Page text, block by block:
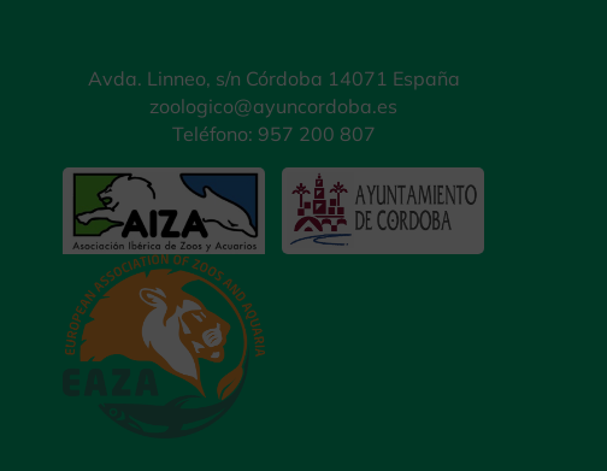
Avda. Linneo, s/n Córdoba 14071 España
zoologico@ayuncordoba.es
Teléfono: 957 200 807